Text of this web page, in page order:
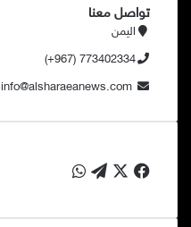
تواصل معنا
اليمن
773402334 (967+)
info@alsharaeanews.com
فيسبوك
‫X تيلقرامواتساب